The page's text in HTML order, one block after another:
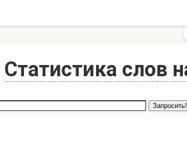
Статистика слов